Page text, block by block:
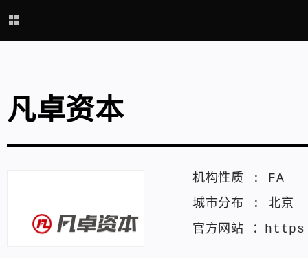
凡卓资本
机构性质 : FA
城市分布 : 北京
官方网站 ：